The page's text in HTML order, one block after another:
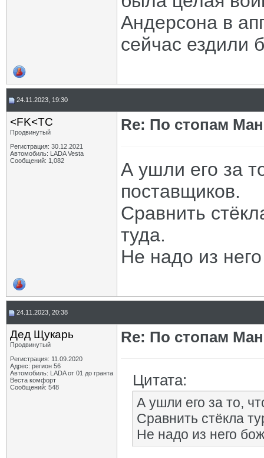
Андерсона в
сейчас ездили
24.11.2023, 19:30
<FK<TC
Продвинутый
Регистрация: 30.12.2021
Автомобиль: LADA Vesta
Сообщений: 1,082
Re: По стопам
А ушли его за
поставщиков.
Сравнить
туда.
Не надо из
24.11.2023, 20:38
Дед Щукарь
Продвинутый
Регистрация: 11.09.2020
Адрес: регион 56
Автомобиль: LADA от 01 до гранта
Веста комфорт
Сообщений: 548
Re: По стопам
Цитата:
А ушли его за то,
Сравнить стёкла
Не надо из него